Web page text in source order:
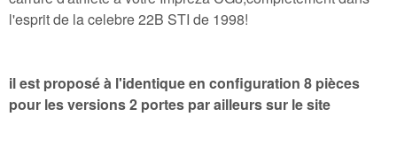
l'esprit de la celebre 22B STI de 1998!
il est proposé à l'identique en configuration 8 pièces
pour les versions 2 portes par ailleurs sur le site